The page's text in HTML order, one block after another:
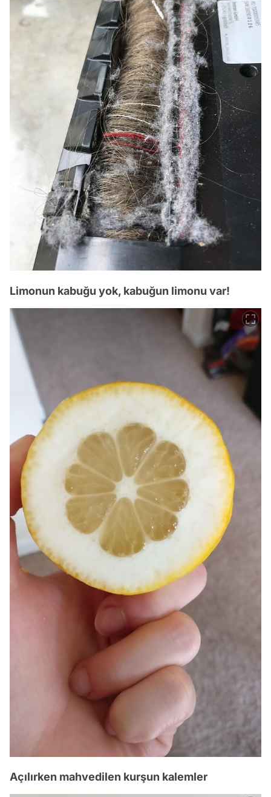
Limonun kabuğu yok, kabuğun limonu var!
Açılırken mahvedilen kurşun kalemler